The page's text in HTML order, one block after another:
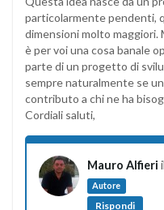
particolarmente pendenti,
dimensioni molto maggiori.
è per voi una cosa banale
parte di un progetto di
sempre naturalmente se
contributo a chi ne ha
Cordiali saluti,
Mauro Alfieri il
Autore
Rispondi